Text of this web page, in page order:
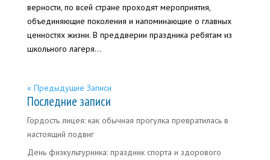
верности, по всей стране проходят мероприятия,
объединяющие поколения и напоминающие о главных
ценностях жизни. В преддверии праздника ребятам из
школьного лагеря...
« Предыдущие Записи
Последние записи
Гордость лицея: как обычная прогулка превратилась в
настоящий подвиг
День физкультурника: праздник спорта и здорового